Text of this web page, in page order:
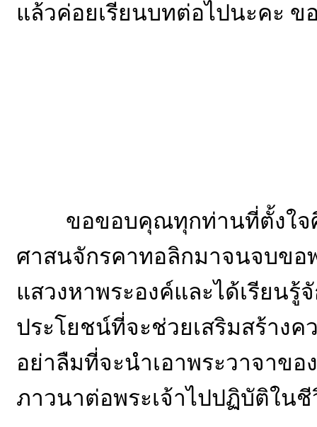
แล้วค่อยเรียนบทต่อไปนะคะ
ขอขอบคุณทุกท่านที่ตั้งใจ
ศาสนจักรคาทอลิกมาจนจบขอ
แสวงหาพระองค์และได้เรียน
ประโยชน์ที่จะช่วยเสริมสร้าง
อย่าลืมที่จะนำเอาพระวาจาขอ
ภาวนาต่อพระเจ้าไปปฏิบัติใน